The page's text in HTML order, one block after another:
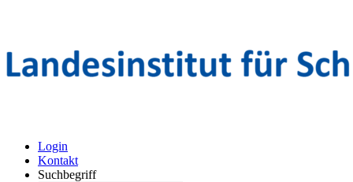
Login
Kontakt
Suchbegriff